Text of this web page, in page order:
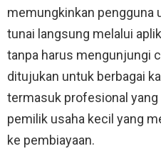
memungkinkan pengguna
tunai langsung melalui
tanpa harus mengunjungi
ditujukan untuk berbagai
termasuk profesional yang
pemilik usaha kecil yang
ke pembiayaan.